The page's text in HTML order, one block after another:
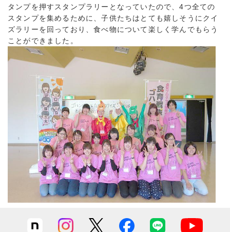
タンプを押すスタンプラリーとなっていたので、4つ全ての
スタンプを集めるために、子供たちはとても嬉しそうにクイ
ズラリーを回っており、食べ物について楽しく学んでもらう
ことができました。